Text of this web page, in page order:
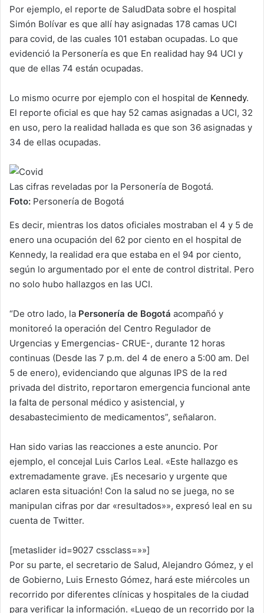
Por ejemplo, el reporte de SaludData sobre el hospital
Simón Bolívar es que allí hay asignadas 178 camas UCI
para covid, de las cuales 101 estaban ocupadas. Lo que
evidenció la Personería es que En realidad hay 94 UCI y
que de ellas 74 están ocupadas.
Lo mismo ocurre por ejemplo con el hospital de Kennedy.
El reporte oficial es que hay 52 camas asignadas a UCI, 32
en uso, pero la realidad hallada es que son 36 asignadas y
34 de ellas ocupadas.
Las cifras reveladas por la Personería de Bogotá.
Foto: Personería de Bogotá
Es decir, mientras los datos oficiales mostraban el 4 y 5 de
enero una ocupación del 62 por ciento en el hospital de
Kennedy, la realidad era que estaba en el 94 por ciento,
según lo argumentado por el ente de control distrital. Pero
no solo hubo hallazgos en las UCI.
“De otro lado, la Personería de Bogotá acompañó y
monitoreó la operación del Centro Regulador de
Urgencias y Emergencias- CRUE-, durante 12 horas
continuas (Desde las 7 p.m. del 4 de enero a 5:00 am. Del
5 de enero), evidenciando que algunas IPS de la red
privada del distrito, reportaron emergencia funcional ante
la falta de personal médico y asistencial, y
desabastecimiento de medicamentos”, señalaron.
Han sido varias las reacciones a este anuncio. Por
ejemplo, el concejal Luis Carlos Leal. «Este hallazgo es
extremadamente grave. ¡Es necesario y urgente que
aclaren esta situación! Con la salud no se juega, no se
manipulan cifras por dar «resultados»», expresó leal en su
cuenta de Twitter.
[metaslider id=9027 cssclass=»»]
Por su parte, el secretario de Salud, Alejandro Gómez, y el
de Gobierno, Luis Ernesto Gómez, hará este miércoles un
recorrido por diferentes clínicas y hospitales de la ciudad
para verificar la información. «Luego de un recorrido por la